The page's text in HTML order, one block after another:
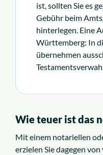
ist, sollten Sie es
Gebühr beim
hinterlegen. Eine
Württemberg: In
übernehmen
Wie teuer ist das
Mit einem notariellen
erzielen Sie dagegen